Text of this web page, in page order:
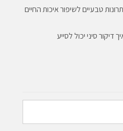
טבעיים לשיפור איכות החיים
סיני יכול לסייע